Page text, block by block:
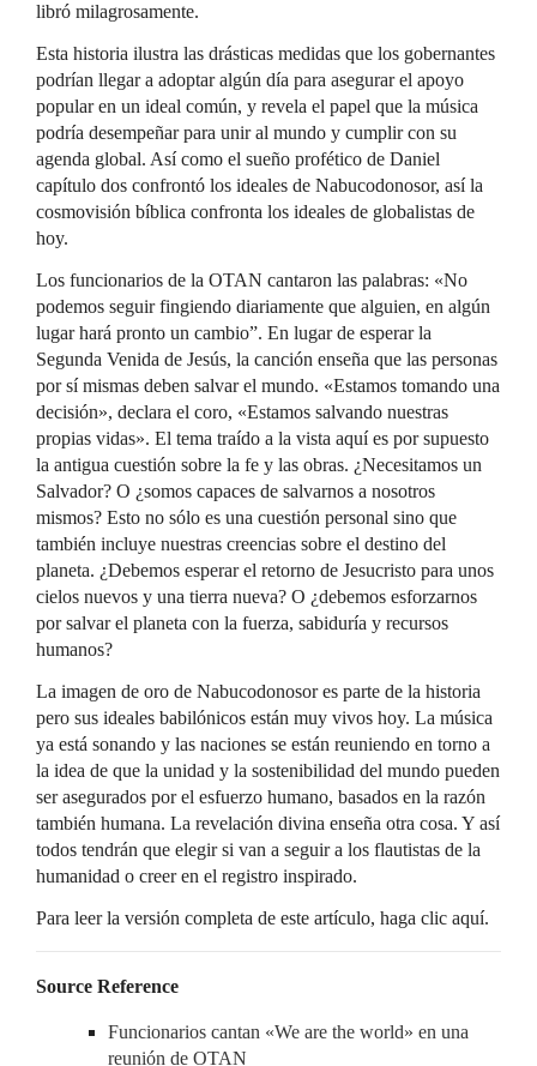
libró milagrosamente.
Esta historia ilustra las drásticas medidas que los gobernantes
podrían llegar a adoptar algún día para asegurar el apoyo
popular en un ideal común, y revela el papel que la música
podría desempeñar para unir al mundo y cumplir con su
agenda global. Así como el sueño profético de Daniel
capítulo dos confrontó los ideales de Nabucodonosor, así la
cosmovisión bíblica confronta los ideales de globalistas de
hoy.
Los funcionarios de la OTAN cantaron las palabras: «No
podemos seguir fingiendo diariamente que alguien, en algún
lugar hará pronto un cambio”. En lugar de esperar la
Segunda Venida de Jesús, la canción enseña que las personas
por sí mismas deben salvar el mundo. «Estamos tomando una
decisión», declara el coro, «Estamos salvando nuestras
propias vidas». El tema traído a la vista aquí es por supuesto
la antigua cuestión sobre la fe y las obras. ¿Necesitamos un
Salvador? O ¿somos capaces de salvarnos a nosotros
mismos? Esto no sólo es una cuestión personal sino que
también incluye nuestras creencias sobre el destino del
planeta. ¿Debemos esperar el retorno de Jesucristo para unos
cielos nuevos y una tierra nueva? O ¿debemos esforzarnos
por salvar el planeta con la fuerza, sabiduría y recursos
humanos?
La imagen de oro de Nabucodonosor es parte de la historia
pero sus ideales babilónicos están muy vivos hoy. La música
ya está sonando y las naciones se están reuniendo en torno a
la idea de que la unidad y la sostenibilidad del mundo pueden
ser asegurados por el esfuerzo humano, basados en la razón
también humana. La revelación divina enseña otra cosa. Y así
todos tendrán que elegir si van a seguir a los flautistas de la
humanidad o creer en el registro inspirado.
Para leer la versión completa de este artículo, haga clic aquí.
Source Reference
Funcionarios cantan «We are the world» en una
reunión de OTAN